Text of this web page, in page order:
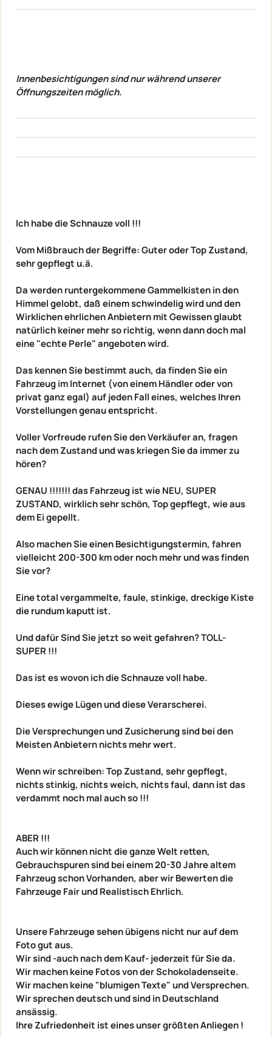
Innenbesichtigungen sind nur während unserer
Öffnungszeiten möglich.
Ich habe die Schnauze voll !!!
Vom Mißbrauch der Begriffe: Guter oder Top Zustand,
sehr gepflegt u.ä.
Da werden runtergekommene Gammelkisten in den
Himmel gelobt, daß einem schwindelig wird und den
Wirklichen ehrlichen Anbietern mit Gewissen glaubt
natürlich keiner mehr so richtig, wenn dann doch mal
eine "echte Perle" angeboten wird.
Das kennen Sie bestimmt auch, da finden Sie ein
Fahrzeug im Internet (von einem Händler oder von
privat ganz egal) auf jeden Fall eines, welches Ihren
Vorstellungen genau entspricht.
Voller Vorfreude rufen Sie den Verkäufer an, fragen
nach dem Zustand und was kriegen Sie da immer zu
hören?
GENAU !!!!!!! das Fahrzeug ist wie NEU, SUPER
ZUSTAND, wirklich sehr schön, Top gepflegt, wie aus
dem Ei gepellt.
Also machen Sie einen Besichtigungstermin, fahren
vielleicht 200-300 km oder noch mehr und was finden
Sie vor?
Eine total vergammelte, faule, stinkige, dreckige Kiste
die rundum kaputt ist.
Und dafür Sind Sie jetzt so weit gefahren? TOLL-
SUPER !!!
Das ist es wovon ich die Schnauze voll habe.
Dieses ewige Lügen und diese Verarscherei.
Die Versprechungen und Zusicherung sind bei den
Meisten Anbietern nichts mehr wert.
Wenn wir schreiben: Top Zustand, sehr gepflegt,
nichts stinkig, nichts weich, nichts faul, dann ist das
verdammt noch mal auch so !!!
ABER !!!
Auch wir können nicht die ganze Welt retten,
Gebrauchspuren sind bei einem 20-30 Jahre altem
Fahrzeug schon Vorhanden, aber wir Bewerten die
Fahrzeuge Fair und Realistisch Ehrlich.
Unsere Fahrzeuge sehen übigens nicht nur auf dem
Foto gut aus.
Wir sind -auch nach dem Kauf- jederzeit für Sie da.
Wir machen keine Fotos von der Schokoladenseite.
Wir machen keine "blumigen Texte" und Versprechen.
Wir sprechen deutsch und sind in Deutschland
ansässig.
Ihre Zufriedenheit ist eines unser größten Anliegen !